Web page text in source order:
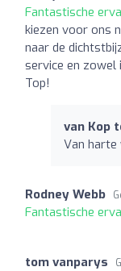
Fantastische
kiezen voor ons
naar de
service en zowel
Top!
van Kop
Van harte
Rodney Webb
Fantastische
tom vanparys